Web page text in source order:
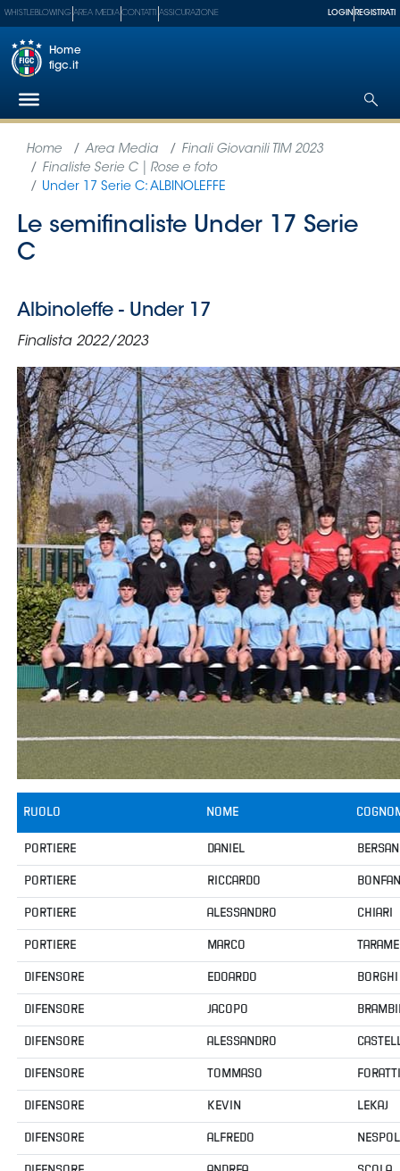
Nazionali
Partner
Serie
A
Women
Serie
B
Femminile
Museo
del
Calcio
Shop
I
partner
delle
nazionali
Assicurazione
Whistleblowing
Area
Contatti
Assicurazione
Social media
WHISTLEBLOWING AREA MEDIA CONTATTI ASSICURAZIONE LOGIN REGISTRATI
Home
figc.it